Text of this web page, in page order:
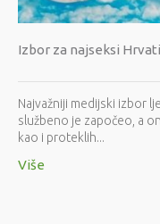
Izbor za najseksi
Najvažniji medijski izbor
službeno je započeo, a
kao i proteklih...
Više